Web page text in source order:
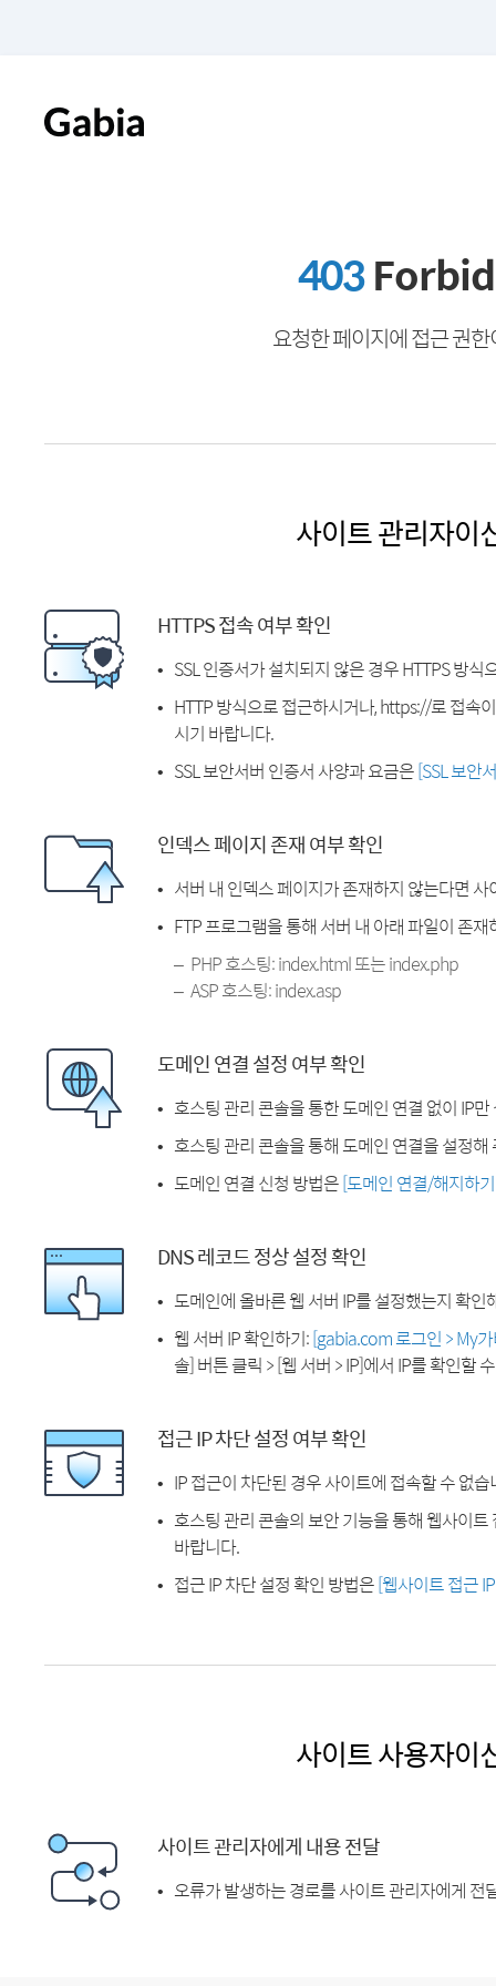
403
요청한 페이지에 접근 권
사이트 관리자이
HTTPS 접속 여부 확인
SSL 인증서가 설치되지 않은 경우 HTTPS 방식
HTTP 방식으로 접근하시거나, https://로 접속
시기 바랍니다.
SSL 보안서버 인증서 사양과 요금은[SSL 보안
인덱스 페이지 존재 여부 확인
서버 내 인덱스 페이지가 존재하지 않는다면
FTP 프로그램을 통해 서버 내 아래 파일이 존
PHP 호스팅: index.html 또는 index.php
ASP 호스팅: index.asp
도메인 연결 설정 여부 확인
호스팅 관리 콘솔을 통한 도메인 연결 없이 IP
호스팅 관리 콘솔을 통해 도메인 연결을 설정해
도메인 연결 신청 방법은[도메인 연결/해지하
DNS 레코드 정상 설정 확인
도메인에 올바른 웹 서버 IP를 설정했는지 확인
웹 서버 IP 확인하기:[gabia.com 로그인 > My
솔] 버튼 클릭 > [웹 서버 > IP]에서 IP를 확인할
접근 IP 차단 설정 여부 확인
IP 접근이 차단된 경우 사이트에 접속할 수 없습
호스팅 관리 콘솔의 보안 기능을 통해 웹사이
바랍니다.
접근 IP 차단 설정 확인 방법은[웹사이트 접근
사이트 사용자이
사이트 관리자에게 내용 전달
오류가 발생하는 경로를 사이트 관리자에게 전